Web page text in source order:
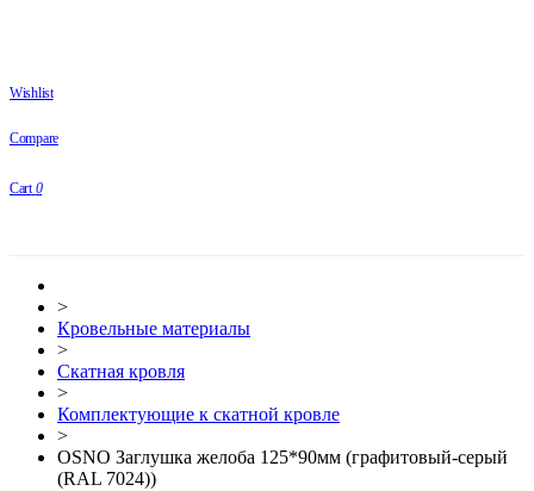
Wishlist
Compare
Cart 0
>
Кровельные материалы
>
Скатная кровля
>
Комплектующие к скатной кровле
>
OSNO Заглушка желоба 125*90мм (графитовый-серый
(RAL 7024))